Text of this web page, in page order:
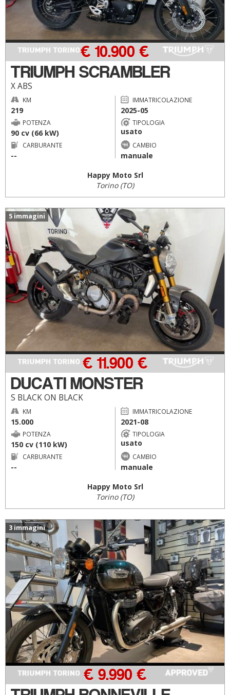
TRIUMPH SCRAMBLER
X ABS
€ 10.900 €
KM
219
IMMATRICOLAZIONE
2025-05
POTENZA
90 cv (66 kW)
TIPOLOGIA
usato
CARBURANTE
--
CAMBIO
manuale
Happy Moto Srl
Torino (TO)
5 immagini
DUCATI MONSTER
S BLACK ON BLACK
€ 11.900 €
KM
15.000
IMMATRICOLAZIONE
2021-08
POTENZA
150 cv (110 kW)
TIPOLOGIA
usato
CARBURANTE
--
CAMBIO
manuale
Happy Moto Srl
Torino (TO)
3 immagini
€ 9.990 €